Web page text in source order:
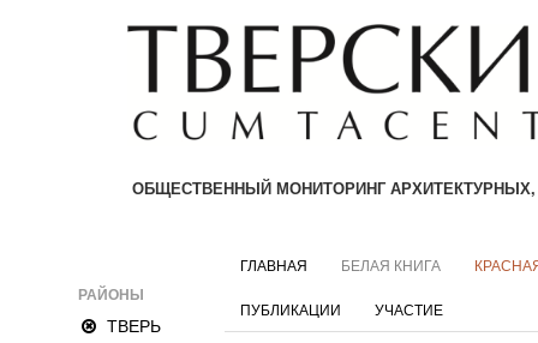
ОБЩЕСТВЕННЫЙ МОНИТОРИНГ
РАЙОНЫ
ТВЕРЬ
ГЛАВНАЯ БЕЛАЯ КНИГА
ПУБЛИКАЦИИ УЧАСТИЕ